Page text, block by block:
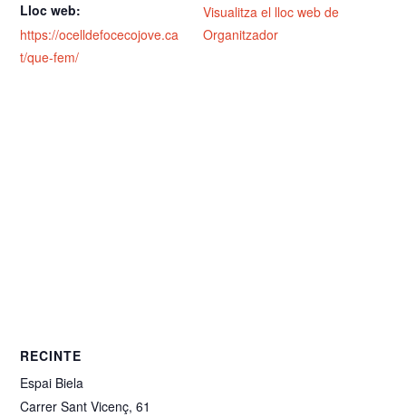
Lloc web:
https://ocelldefocecojove.ca
t/que-fem/
Visualitza el lloc web de
Organitzador
RECINTE
Espai Biela
Carrer Sant Vicenç, 61